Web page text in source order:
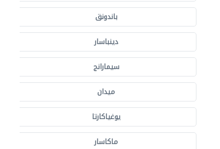
باندونق
دينباسار
سيمارانج
ميدان
يوغياكارتا
ماكاسار